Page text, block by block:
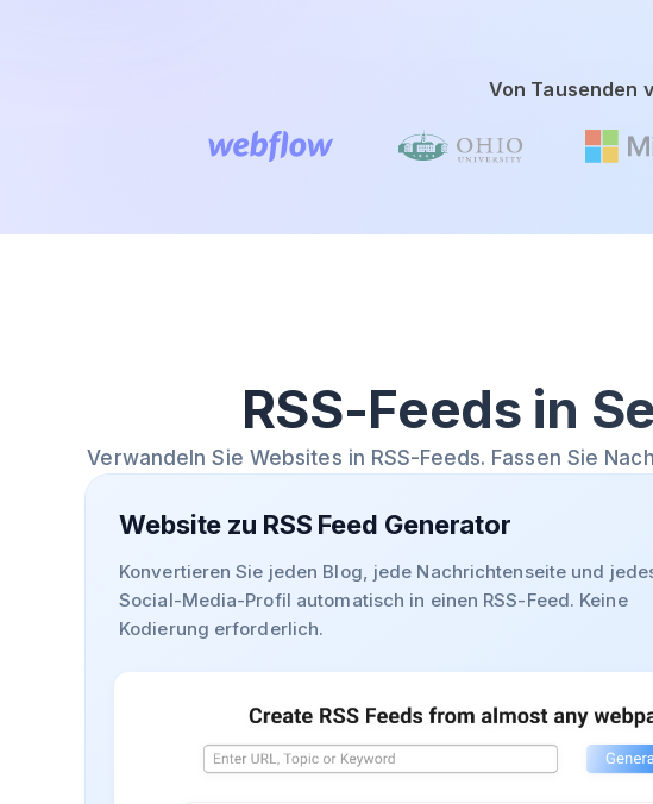
Von Tausenden
RSS-Feeds in
Verwandeln Sie Websites in RSS-Feeds. Fassen Sie
Website zu RSS Feed Generator
Konvertieren Sie jeden Blog, jede Nachrichtenseite und
Social-Media-Profil automatisch in einen RSS-Feed. Keine
Kodierung erforderlich.